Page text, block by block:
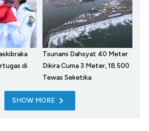
di
Tsunami Dahsyat 40 Meter
Dikira Cuma 3 Meter, 18.500
Tewas Seketika
SHOW MORE